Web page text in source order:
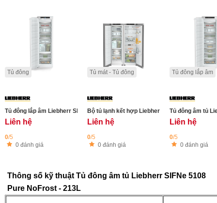
Tủ đông
Tủ đông lắp âm Liebherr SIFNdi 5188 - Làm đá tự động
Liên hệ
0/5
0 đánh giá
Tủ mát - Tủ đông
Bộ tủ lạnh kết hợp Liebherr SFNsfd 5247 -
Liên hệ
0/5
0 đánh giá
Tủ đông lắp âm
Tủ đông âm tủ
Liên hệ
0/5
0 đánh giá
Thông số kỹ thuật Tủ đông âm tủ Liebherr SIFNe 5108
Pure NoFrost - 213L